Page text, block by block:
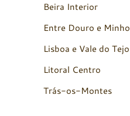
Beira Interior
Entre Douro e Minho
Lisboa e Vale do Tejo
Litoral Centro
Trás-os-Montes